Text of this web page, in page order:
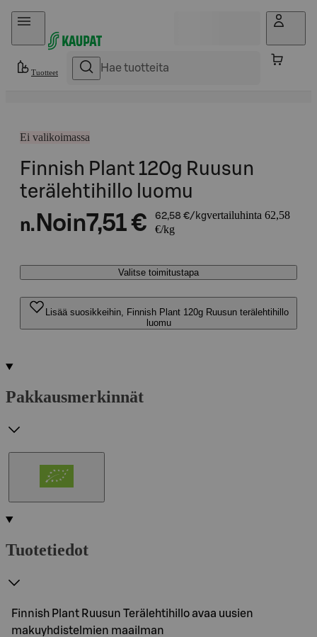
Hyppää sisältöön
Tuotteet
Ei valikoimassa
Finnish Plant 120g Ruusun
terälehtihillo luomu
n. Noin7,51 € 62,58 €/kgvertailuhinta 62,58
€/kg
Valitse toimitustapa
Lisää suosikkeihin, Finnish Plant 120g Ruusun terälehtihillo
luomu
Pakkausmerkinnät
Tuotetiedot
Finnish Plant Ruusun Terälehtihillo avaa uusien
makuyhdistelmien maailman